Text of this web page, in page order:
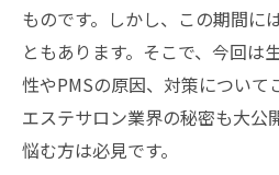
ものです。しかし、この期間に
ともあります。そこで、今回は
性やPMSの原因、対策について
エステサロン業界の秘密も大公
悩む方は必見です。